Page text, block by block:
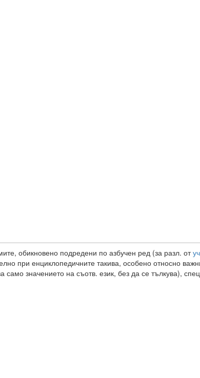
обикновено подредени по азбучен ред (за разл. от
при енциклопедичните такива, особено относно
само значението на съотв. език, без да се тълкува),